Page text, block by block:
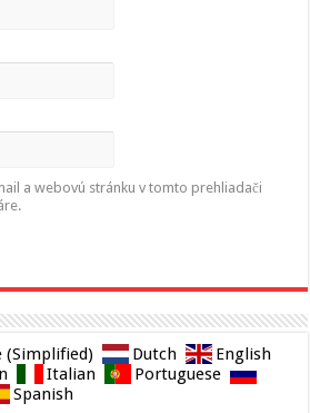
a webovú stránku v tomto prehliadači
(Simplified) Dutch
English
Italian
Portuguese
Spanish